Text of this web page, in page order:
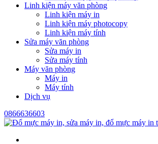
Linh kiện máy văn phòng
Linh kiện máy in
Linh kiện máy photocopy
Linh kiện máy tính
Sửa máy văn phòng
Sửa máy in
Sửa máy tính
Máy văn phòng
Máy in
Máy tính
Dịch vụ
0866636603